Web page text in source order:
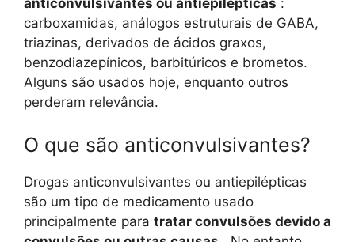
anticonvulsivantes ou antiepilépticas :
carboxamidas, análogos estruturais de GABA,
triazinas, derivados de ácidos graxos,
benzodiazepínicos, barbitúricos e brometos.
Alguns são usados ​​hoje, enquanto outros
perderam relevância.
O que são anticonvulsivantes?
Drogas anticonvulsivantes ou antiepilépticas
são um tipo de medicamento usado
principalmente para tratar convulsões devido a